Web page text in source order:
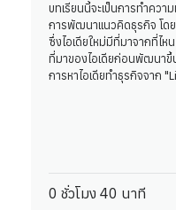
บทเรียนนี้จะเป็นการทำควา
การพัฒนาแนวคิดธุรกิจ โด
ซึ่งไอเดียใหม่มีที่มาจากที่ไห
ที่มาของไอเดียก่อนพัฒนาขึ้
การหาไอเดียทำธุรกิจจาก
0 ชั่วโมง 40 นาที